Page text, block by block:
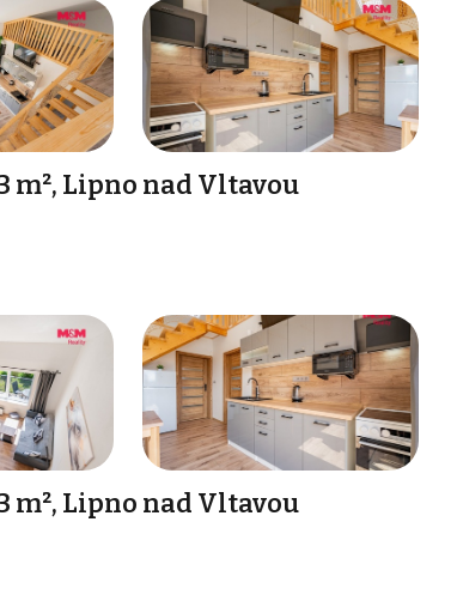
m², Lipno nad Vltavou
m², Lipno nad Vltavou